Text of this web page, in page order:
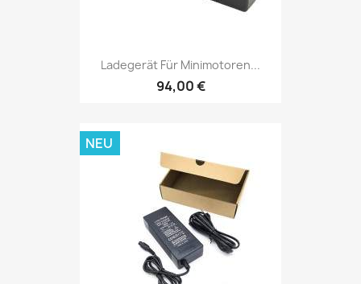
Ladegerät Für Minimotoren...
94,00 €
NEU